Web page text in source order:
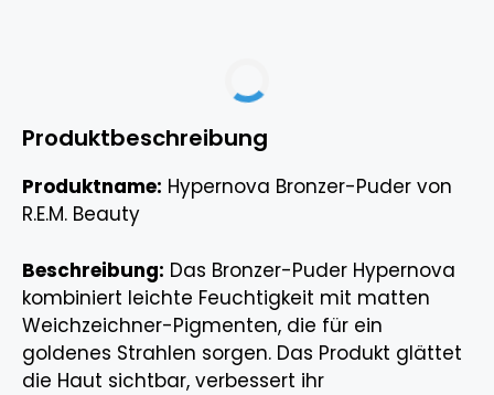
Produktbeschreibung
Produktname: Hypernova Bronzer-Puder von
R.E.M. Beauty
Beschreibung: Das Bronzer-Puder Hypernova
kombiniert leichte Feuchtigkeit mit matten
Weichzeichner-Pigmenten, die für ein
goldenes Strahlen sorgen. Das Produkt glättet
die Haut sichtbar, verbessert ihr